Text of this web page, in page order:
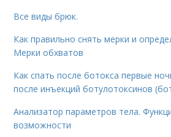
Все виды брюк.
Как правильно снять мерки и
Мерки обхватов
Как спать после ботокса первые
после инъекций ботулотоксинов
Анализатор параметров тела.
возможности